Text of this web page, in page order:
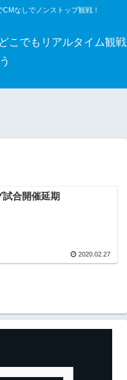
なしでノンストップ観戦！
こでもリアルタイム観戦
合開催延期
2020.02.27